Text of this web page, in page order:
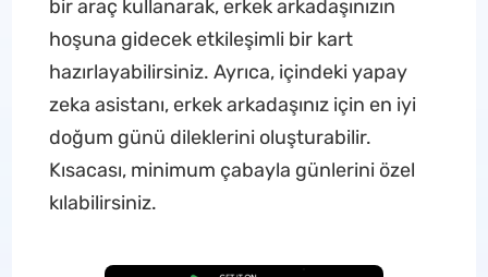
bir araç kullanarak, erkek arkadaşınızın
hoşuna gidecek etkileşimli bir kart
hazırlayabilirsiniz. Ayrıca, içindeki yapay
zeka asistanı, erkek arkadaşınız için en iyi
doğum günü dileklerini oluşturabilir.
Kısacası, minimum çabayla günlerini özel
kılabilirsiniz.